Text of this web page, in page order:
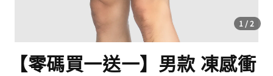
1/2
【零碼買一送一】男款 凍感衝